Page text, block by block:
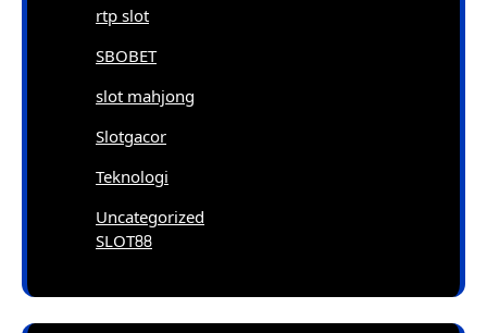
rtp slot
SBOBET
slot mahjong
Slotgacor
Teknologi
Uncategorized
SLOT88